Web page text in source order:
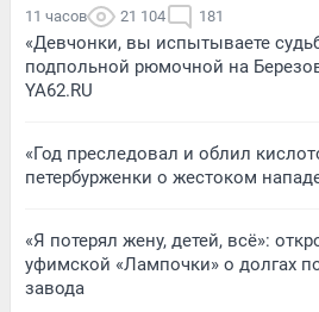
11 часов 21 104 181
«Девчонки, вы испытываете
подпольной рюмочной на
YA62.RU
«Год преследовал и облил
петербурженки о жестоком
«Я потерял жену, детей, всё»:
уфимской «Лампочки» о долгах
завода